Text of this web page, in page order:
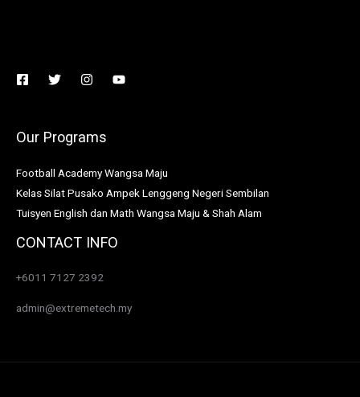
Our Programs
Football Academy Wangsa Maju
Kelas Silat Pusako Ampek Lenggeng Negeri Sembilan
Tuisyen English dan Math Wangsa Maju & Shah Alam
CONTACT INFO
+6011 7127 2392
admin@extremetech.my